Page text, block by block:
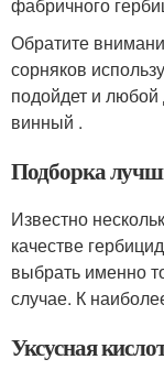
Обратите
сорняков
подойдет и
винный .
Подборка
Известно
качестве
выбрать именно
случае. К
Уксусная